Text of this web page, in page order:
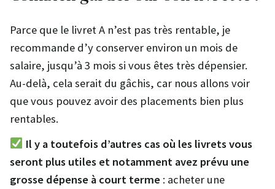
Parce que le livret A n’est pas très rentable, je
recommande d’y conserver environ un mois de
salaire, jusqu’à 3 mois si vous êtes très dépensier.
Au-delà, cela serait du gâchis, car nous allons voir
que vous pouvez avoir des placements bien plus
rentables.
Il y a toutefois d’autres cas où les livrets vous
seront plus utiles et notamment avez prévu une
grosse dépense à court terme : acheter une